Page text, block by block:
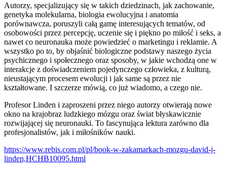
Autorzy, specjalizujący się w takich dziedzinach, jak zachowanie,
genetyka molekularna, biologia ewolucyjna i anatomia
porównawcza, poruszyli całą gamę interesujących tematów, od
osobowości przez percepcję, uczenie się i piękno po miłość i seks, a
nawet co neuronauka może powiedzieć o marketingu i reklamie. A
wszystko po to, by objaśnić biologiczne podstawy naszego życia
psychicznego i społecznego oraz sposoby, w jakie wchodzą one w
interakcje z doświadczeniem pojedynczego człowieka, z kulturą,
nieustającym procesem ewolucji i jak same są przez nie
kształtowane. I szczerze mówią, co już wiadomo, a czego nie.
Profesor Linden i zaproszeni przez niego autorzy otwierają nowe
okno na krajobraz ludzkiego mózgu oraz świat błyskawicznie
rozwijającej się neuronauki. To fascynująca lektura zarówno dla
profesjonalistów, jak i miłośników nauki.
https://www.rebis.com.pl/pl/book-w-zakamarkach-mozgu-david-j-
linden,HCHB10095.html